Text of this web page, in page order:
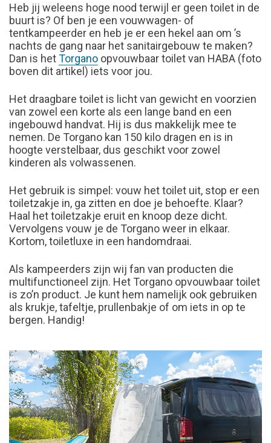
Heb jij weleens hoge nood terwijl er geen toilet in de
buurt is? Of ben je een vouwwagen- of
tentkampeerder en heb je er een hekel aan om ’s
nachts de gang naar het sanitairgebouw te maken?
Dan is hetTorgano opvouwbaar toilet van HABA (foto
boven dit artikel) iets voor jou.
Het draagbare toilet is licht van gewicht en voorzien
van zowel een korte als een lange band en een
ingebouwd handvat. Hij is dus makkelijk mee te
nemen. De Torgano kan 150 kilo dragen en is in
hoogte verstelbaar, dus geschikt voor zowel
kinderen als volwassenen.
Het gebruik is simpel: vouw het toilet uit, stop er een
toiletzakje in, ga zitten en doe je behoefte. Klaar?
Haal het toiletzakje eruit en knoop deze dicht.
Vervolgens vouw je de Torgano weer in elkaar.
Kortom, toiletluxe in een handomdraai.
Als kampeerders zijn wij fan van producten die
multifunctioneel zijn. Het Torgano opvouwbaar toilet
is zo’n product. Je kunt hem namelijk ook gebruiken
als krukje, tafeltje, prullenbakje of om iets in op te
bergen. Handig!